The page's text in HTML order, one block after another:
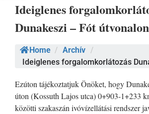
Ideiglenes
Dunakeszi – Fót útvonalon
Home / Archív /
Ideiglenes forgalomkorlátozás
Ezúton tájékoztatjuk Önöket, hogy
úton (Kossuth Lajos utca) 0+903-1+233
közötti szakaszán ivóvízellátási rendszer